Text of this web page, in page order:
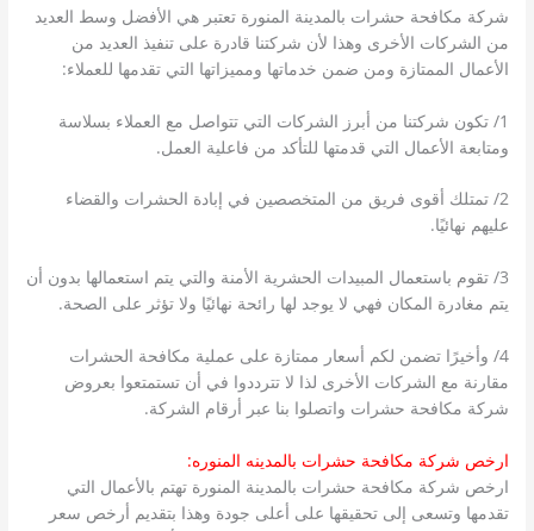
شركة مكافحة حشرات بالمدينة المنورة تعتبر هي الأفضل وسط العديد
من الشركات الأخرى وهذا لأن شركتنا قادرة على تنفيذ العديد من
الأعمال الممتازة ومن ضمن خدماتها ومميزاتها التي تقدمها للعملاء:
1/ تكون شركتنا من أبرز الشركات التي تتواصل مع العملاء بسلاسة
ومتابعة الأعمال التي قدمتها للتأكد من فاعلية العمل.
2/ تمتلك أقوى فريق من المتخصصين في إبادة الحشرات والقضاء
عليهم نهائيًا.
3/ تقوم باستعمال المبيدات الحشرية الأمنة والتي يتم استعمالها بدون أن
يتم مغادرة المكان فهي لا يوجد لها رائحة نهائيًا ولا تؤثر على الصحة.
4/ وأخيرًا تضمن لكم أسعار ممتازة على عملية مكافحة الحشرات
مقارنة مع الشركات الأخرى لذا لا تترددوا في أن تستمتعوا بعروض
شركة مكافحة حشرات واتصلوا بنا عبر أرقام الشركة.
ارخص شركة مكافحة حشرات بالمدينه المنوره:
ارخص شركة مكافحة حشرات بالمدينة المنورة تهتم بالأعمال التي
تقدمها وتسعى إلى تحقيقها على أعلى جودة وهذا بتقديم أرخص سعر